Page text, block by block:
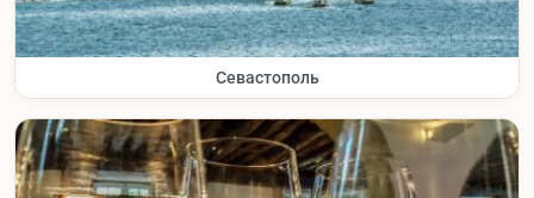
Севастополь